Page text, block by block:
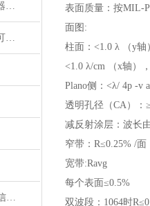
波长灵活调控：可调谐激光器在WDM系统中的应用解析
误码测试仪检测的工作流程可概括为以下几个步骤
eospace超高速光开关是光通信领域的革新之作
表面质量：按MIL-
面图:
柱面：<1.0 λ （y轴
<1.0 λ/cm （x轴）
Plano侧：<λ/ 4p -v
透明孔径（CA）：
减反射涂层：波长
窄带：R≤0.25% /面
宽带:Ravg
每个表面≤0.5%
双波段：1064时